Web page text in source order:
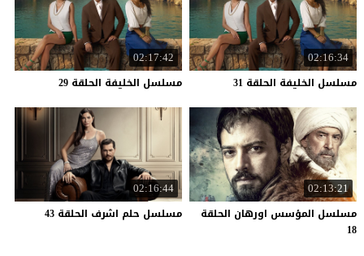
02:16:34
مسلسل الخليفة الحلقة 31
02:17:42
مسلسل الخليفة الحلقة 29
02:13:21
مسلسل المؤسس اورهان الحلقة
18
02:16:44
مسلسل حلم اشرف الحلقة 43